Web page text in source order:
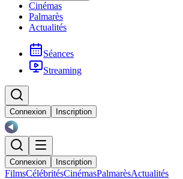
Cinémas
Palmarès
Actualités
Séances
Streaming
Connexion Inscription
Connexion Inscription
FilmsCélébritésCinémasPalmarèsActualités